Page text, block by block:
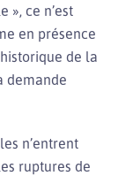
», ce n’est
en présence
de la
demande
n’entrent
ruptures de